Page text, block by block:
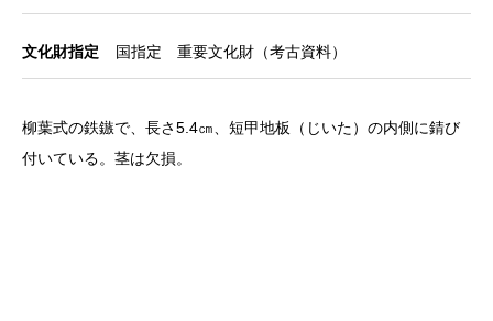
文化財指定 国指定 重要文化財（考古資料）
柳葉式の鉄鏃で、長さ5.4㎝、短甲地板（じいた）の内側に錆び
付いている。茎は欠損。